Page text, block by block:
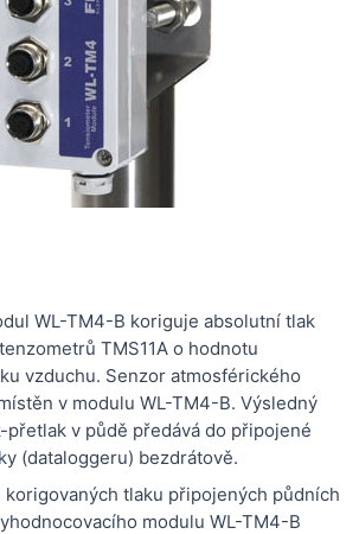
WL-TM4-B koriguje absolutní tlak
TMS11A o hodnotu
vzduchu. Senzor atmosférického
v modulu WL-TM4-B. Výsledný
v půdě předává do připojené
(dataloggeru) bezdrátově.
korigovaných tlaku připojených půdních
modulu WL-TM4-B